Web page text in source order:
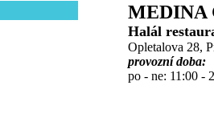
MEDINA
Halál
Opletalova 28,
provozní doba:
po - ne: 11:00 -